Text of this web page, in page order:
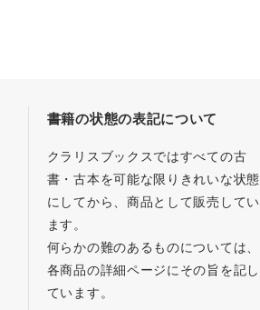
書籍の状態の表記について
クラリスブックスではすべての古
書・古本を可能な限りきれいな状態
にしてから、商品として販売してい
ます。
何らかの難のあるものについては、
各商品の詳細ページにその旨を記し
ています。